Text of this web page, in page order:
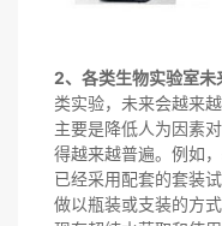
2、各类生物实验室未
类实验，未来会越来
主要是降低人为因素
得越来越普遍。例如
已经采用配套的套装
做以瓶装或支装的方